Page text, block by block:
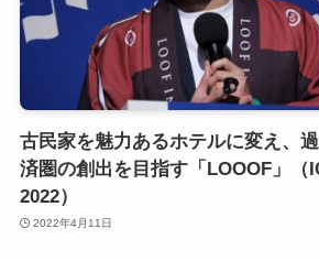
古民家を魅力あるホテルに変え、
済圏の創出を目指す「LOOOF」（
2022）
2022年4月11日